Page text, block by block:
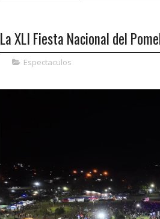
La XLI Fiesta Nacional del
Espectaculos